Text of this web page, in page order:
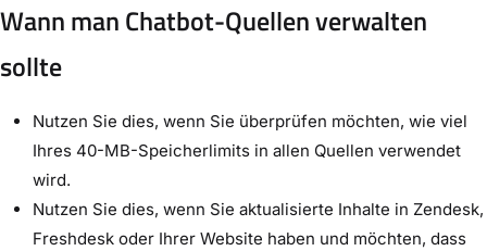
Wann man Chatbot-Quellen verwalten
sollte
Nutzen Sie dies, wenn Sie überprüfen möchten, wie viel
Ihres 40-MB-Speicherlimits in allen Quellen verwendet
wird.
Nutzen Sie dies, wenn Sie aktualisierte Inhalte in Zendesk,
Freshdesk oder Ihrer Website haben und möchten, dass